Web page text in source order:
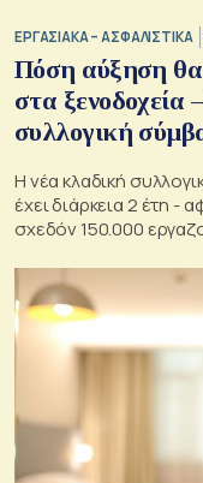
ΕΡΓΑΣΙΑΚΑ – ΑΣΦΑΛΙΣΤΙΚΑ
Πόση αύξηση θα
στα ξενοδοχεία
συλλογική
H νέα κλαδική
έχει διάρκεια 2 έτη -
σχεδόν 150.000